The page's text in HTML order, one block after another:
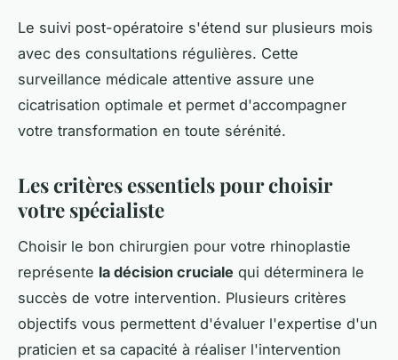
Le suivi post-opératoire s'étend sur plusieurs mois
avec des consultations régulières. Cette
surveillance médicale attentive assure une
cicatrisation optimale et permet d'accompagner
votre transformation en toute sérénité.
Les critères essentiels pour choisir
votre spécialiste
Choisir le bon chirurgien pour votre rhinoplastie
représente la décision cruciale qui déterminera le
succès de votre intervention. Plusieurs critères
objectifs vous permettent d'évaluer l'expertise d'un
praticien et sa capacité à réaliser l'intervention